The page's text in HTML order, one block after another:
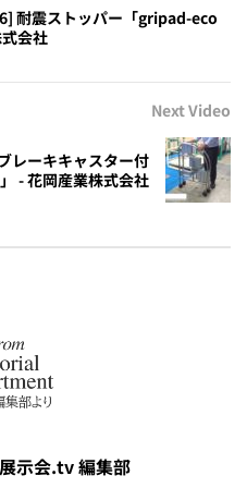
耐震ストッパー「gripad-eco
会社
Next Video
レーキキャスター付
- 花岡産業株式会社
示会.tv 編集部